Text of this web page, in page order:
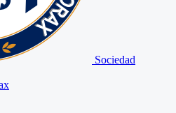
Sociedad